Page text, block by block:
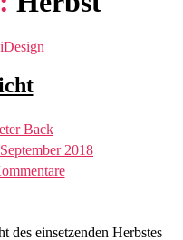
Back
2018
zu
Herbstlicht
des einsetzenden Herbstes